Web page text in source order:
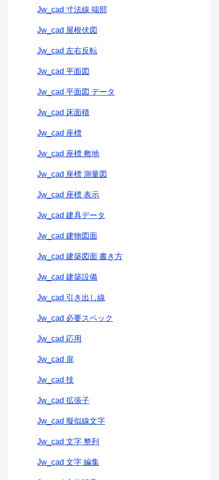
Jw_cad 寸法線 端部
Jw_cad 屋根伏図
Jw_cad 左右反転
Jw_cad 平面図
Jw_cad 平面図 データ
Jw_cad 床面積
Jw_cad 座標
Jw_cad 座標 敷地
Jw_cad 座標 測量図
Jw_cad 座標 表示
Jw_cad 建具データ
Jw_cad 建物図面
Jw_cad 建築図面 書き方
Jw_cad 建築設備
Jw_cad 引き出し線
Jw_cad 必要スペック
Jw_cad 応用
Jw_cad 扉
Jw_cad 技
Jw_cad 拡張子
Jw_cad 擬似線文字
Jw_cad 文字 整列
Jw_cad 文字 編集